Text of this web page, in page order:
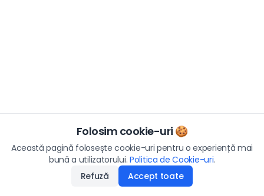
Folosim cookie-uri 🍪
Această pagină folosește cookie-uri pentru o experiență mai
bună a utilizatorului. Politica de Cookie-uri.
Refuză
Accept toate